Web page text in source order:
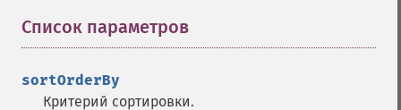
Список параметров
sortOrderBy
Критерий сортировки.